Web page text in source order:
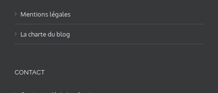
Mentions légales
La charte du blog
CONTACT